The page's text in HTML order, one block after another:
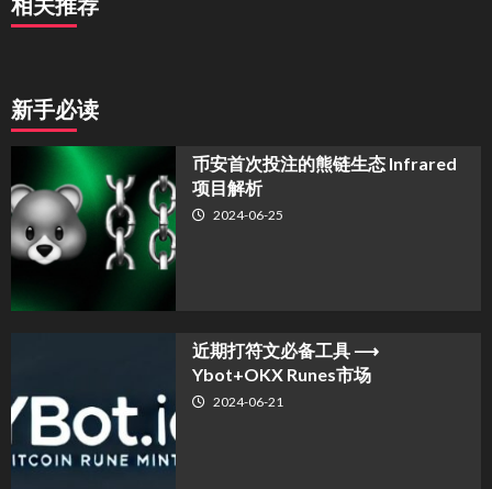
新手必读
币安首次投注的熊链生态 Infrared
项目解析
2024-06-25
近期打符文必备工具 ⟶
Ybot+OKX Runes市场
2024-06-21